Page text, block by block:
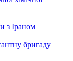
з Іраном
бригаду